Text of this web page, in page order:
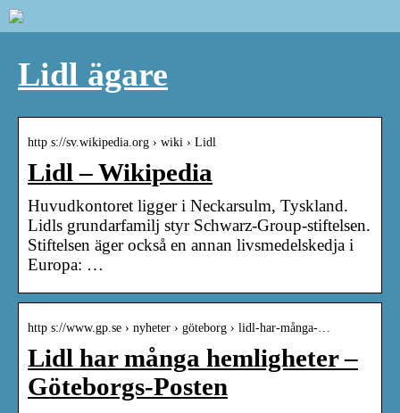
Lidl ägare
http s://sv.wikipedia.org › wiki › Lidl
Lidl – Wikipedia
Huvudkontoret ligger i Neckarsulm, Tyskland.
Lidls grundarfamilj styr Schwarz-Group-stiftelsen.
Stiftelsen äger också en annan livsmedelskedja i
Europa: …
http s://www.gp.se › nyheter › göteborg › lidl-har-många-…
Lidl har många hemligheter –
Göteborgs-Posten